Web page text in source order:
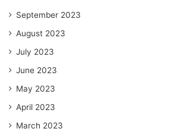
September 2023
August 2023
July 2023
June 2023
May 2023
April 2023
March 2023